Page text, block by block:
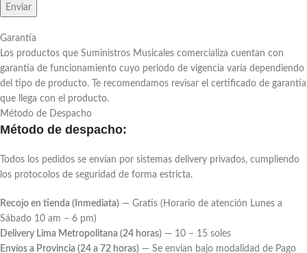
Garantía
Los productos que Suministros Musicales comercializa cuentan con
garantía de funcionamiento cuyo periodo de vigencia varía dependiendo
del tipo de producto. Te recomendamos revisar el certificado de garantía
que llega con el producto.
Método de Despacho
Método de despacho:
Todos los pedidos se envían por sistemas delivery privados, cumpliendo
los protocolos de seguridad de forma estricta.
Recojo en tienda (Inmediata) — Gratis (Horario de atención Lunes a
Sábado 10 am – 6 pm)
Delivery Lima Metropolitana (24 horas) — 10 – 15 soles
Envíos a Provincia (24 a 72 horas) — Se envían bajo modalidad de Pago